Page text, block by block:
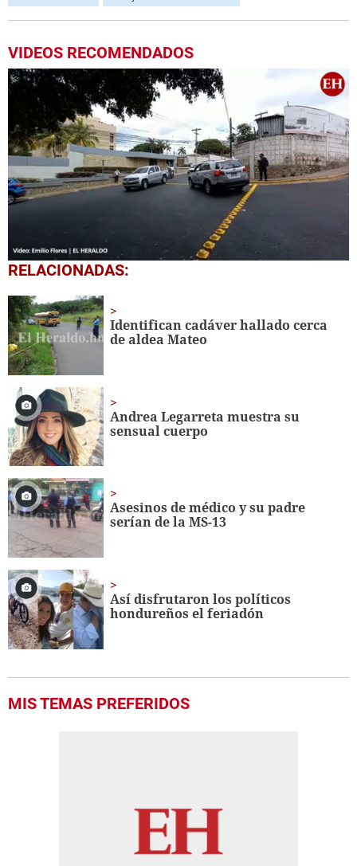
VIDEOS RECOMENDADOS
0
seconds
31
seconds
RELACIONADAS:
Identifican cadáver hallado cerca
de aldea Mateo
Andrea Legarreta muestra su
sensual cuerpo
Asesinos de médico y su padre
serían de la MS-13
Así disfrutaron los políticos
hondureños el feriadón
MIS TEMAS PREFERIDOS